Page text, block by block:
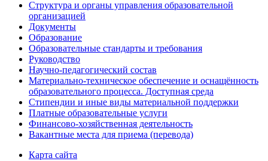
Структура и органы управления образовательной
организацией
Документы
Образование
Образовательные стандарты и требования
Руководство
Научно-педагогический состав
Материально-техническое обеспечение и оснащённость
образовательного процесса. Доступная среда
Стипендии и иные виды материальной поддержки
Платные образовательные услуги
Финансово-хозяйственная деятельность
Вакантные места для приема (перевода)
Карта сайта